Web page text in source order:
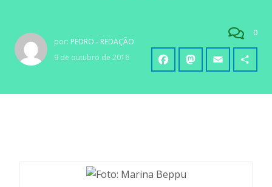
por: PEDRO - REDAÇÃO
9 de outubro de 2016
0